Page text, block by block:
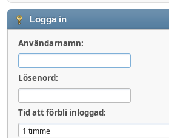
Logga in
Användarnamn:
Lösenord:
Tid att förbli inloggad: